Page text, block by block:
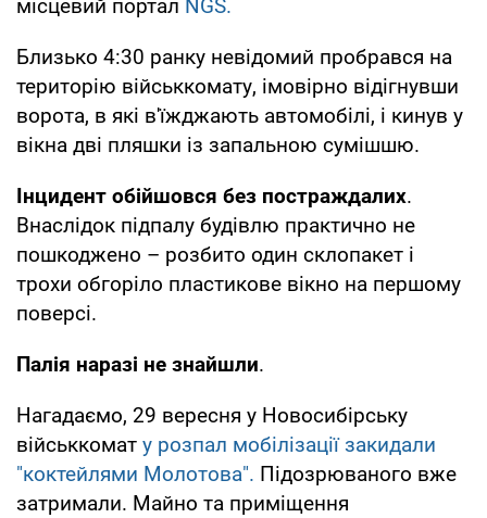
місцевий портал NGS.
Близько 4:30 ранку невідомий пробрався на
територію військкомату, імовірно відігнувши
ворота, в які в'їжджають автомобілі, і кинув у
вікна дві пляшки із запальною сумішшю.
Інцидент обійшовся без постраждалих.
Внаслідок підпалу будівлю практично не
пошкоджено – розбито один склопакет і
трохи обгоріло пластикове вікно на першому
поверсі.
Палія наразі не знайшли.
Нагадаємо, 29 вересня у Новосибірську
військкомат у розпал мобілізації закидали
"коктейлями Молотова". Підозрюваного вже
затримали. Майно та приміщення